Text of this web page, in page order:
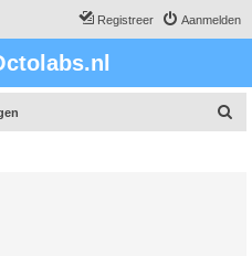
Aanmelden
Registreer